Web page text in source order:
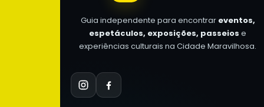
Guia independente para encontrar eventos,
espetáculos, exposições, passeios e
experiências culturais na Cidade Maravilhosa.